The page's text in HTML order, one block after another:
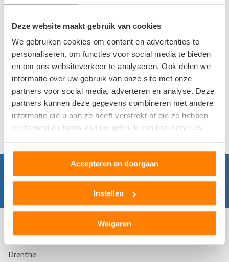
Deze website maakt gebruik van cookies
We gebruiken cookies om content en advertenties te
personaliseren, om functies voor social media te bieden
en om ons websiteverkeer te analyseren. Ook delen we
informatie over uw gebruik van onze site met onze
partners voor social media, adverteren en analyse. Deze
partners kunnen deze gegevens combineren met andere
informatie die u aan ze heeft verstrekt of die ze hebben
verzameld op basis van uw gebruik van hun services.
Accepteren en doorgaan
Instellen
Weigeren
voor de Autosloperij.nl sloopauto ophaaldienst.
Op zoek naar informatie?
Onze database bevat bevat honderden informatieve
artikelen over auto's, over (tweedehands) auto
onderdelen en over het verkopen van uw sloopauto.
AUTOSLOPERIJEN IN NEDERLAND
Drenthe